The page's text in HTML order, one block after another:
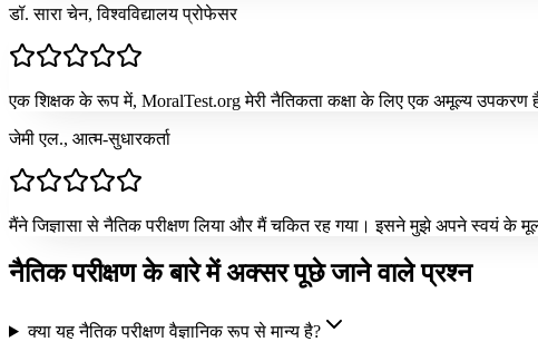
डॉ. सारा चेन, विश्वविद्यालय प्रोफेसर
एक शिक्षक के रूप में, MoralTest.org मेरी नैतिकता कक्षा के लिए एक अमूल्य उपकरण
जेमी एल., आत्म-सुधारकर्ता
मैंने जिज्ञासा से नैतिक परीक्षण लिया और मैं चकित रह गया। इसने मुझे अपने स्वयं के
नैतिक परीक्षण के बारे में अक्सर पूछे जाने वाले प्रश्न
क्या यह नैतिक परीक्षण वैज्ञानिक रूप से मान्य है?